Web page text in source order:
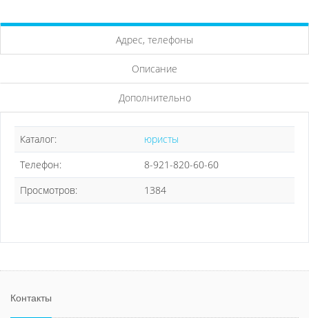
Адрес, телефоны
Описание
Дополнительно
Каталог:
юристы
Телефон:
8-921-820-60-60
Просмотров:
1384
Контакты